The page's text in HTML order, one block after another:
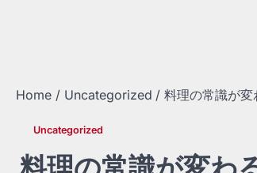
Home Uncategorized 料理の常識が変
Uncategorized